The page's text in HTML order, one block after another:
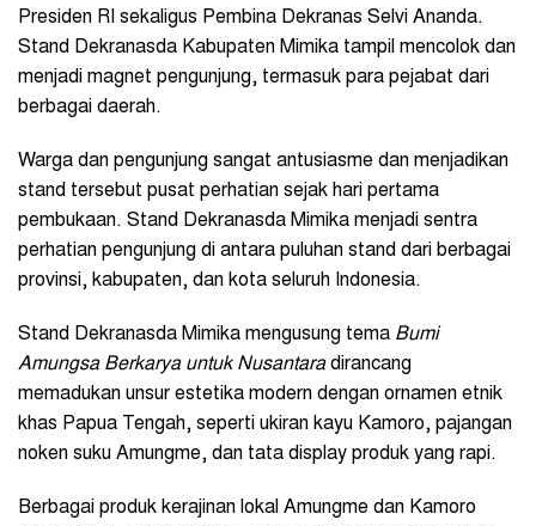
Presiden RI sekaligus Pembina Dekranas Selvi Ananda.
Stand Dekranasda Kabupaten Mimika tampil mencolok dan
menjadi magnet pengunjung, termasuk para pejabat dari
berbagai daerah.
Warga dan pengunjung sangat antusiasme dan menjadikan
stand tersebut pusat perhatian sejak hari pertama
pembukaan. Stand Dekranasda Mimika menjadi sentra
perhatian pengunjung di antara puluhan stand dari berbagai
provinsi, kabupaten, dan kota seluruh Indonesia.
Stand Dekranasda Mimika mengusung tema Bumi
Amungsa Berkarya untuk Nusantaradirancang
memadukan unsur estetika modern dengan ornamen etnik
khas Papua Tengah, seperti ukiran kayu Kamoro, pajangan
noken suku Amungme, dan tata display produk yang rapi.
Berbagai produk kerajinan lokal Amungme dan Kamoro